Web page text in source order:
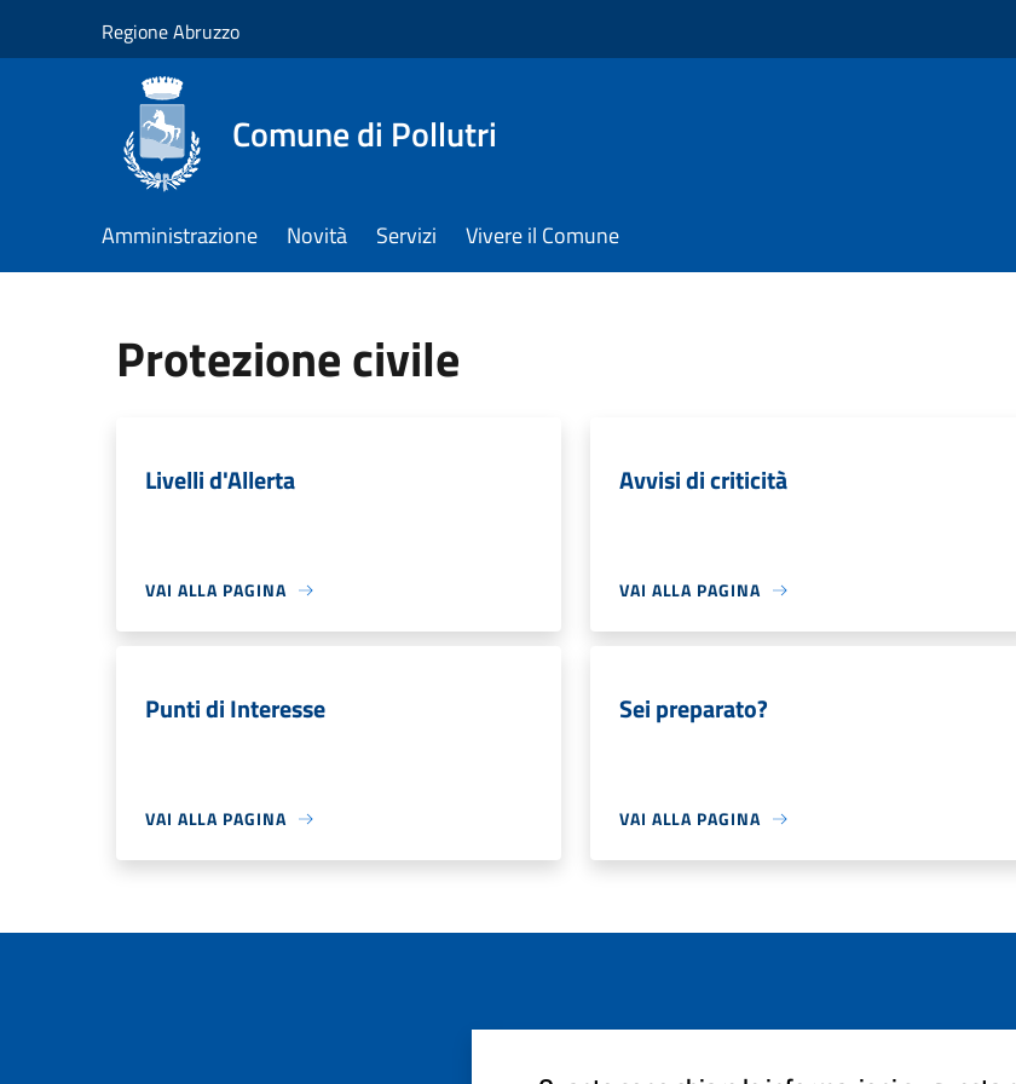
Regione Abruzzo
Comune di Pollutri
Amministrazione Novità Servizi Vivere il Comune
Protezione civile
Livelli d'Allerta
VAI ALLA PAGINA
Avvisi di criticità
VAI ALLA PAGINA
Punti di Interesse
VAI ALLA PAGINA
Sei preparato?
VAI ALLA PAGINA